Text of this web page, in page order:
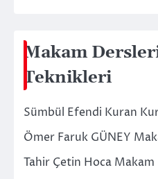
Makam
Teknikleri
Sümbül Efendi Kuran
Ömer Faruk GÜNEY
Tahir Çetin Hoca